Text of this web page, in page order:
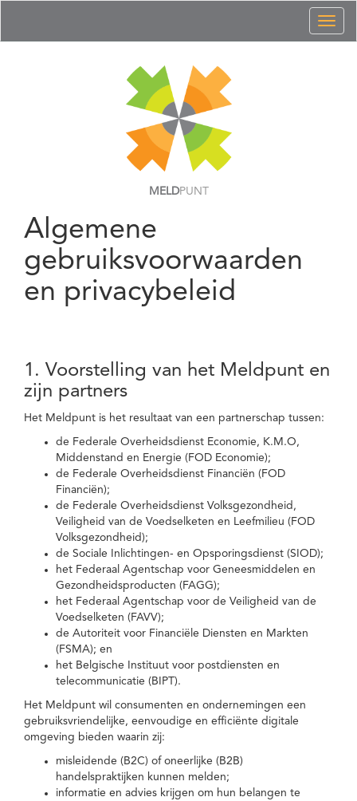
MELDPUNT
Algemene
gebruiksvoorwaarden
en privacybeleid
1. Voorstelling van het Meldpunt en
zijn partners
Het Meldpunt is het resultaat van een partnerschap tussen:
de Federale Overheidsdienst Economie, K.M.O,
Middenstand en Energie (FOD Economie);
de Federale Overheidsdienst Financiën (FOD
Financiën);
de Federale Overheidsdienst Volksgezondheid,
Veiligheid van de Voedselketen en Leefmilieu (FOD
Volksgezondheid);
de Sociale Inlichtingen- en Opsporingsdienst (SIOD);
het Federaal Agentschap voor Geneesmiddelen en
Gezondheidsproducten (FAGG);
het Federaal Agentschap voor de Veiligheid van de
Voedselketen (FAVV);
de Autoriteit voor Financiële Diensten en Markten
(FSMA); en
het Belgische Instituut voor postdiensten en
telecommunicatie (BIPT).
Het Meldpunt wil consumenten en ondernemingen een
gebruiksvriendelijke, eenvoudige en efficiënte digitale
omgeving bieden waarin zij:
misleidende (B2C) of oneerlijke (B2B)
handelspraktijken kunnen melden;
informatie en advies krijgen om hun belangen te